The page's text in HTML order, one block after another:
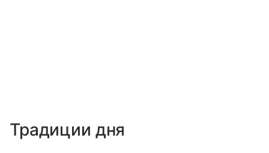
Традиции дня